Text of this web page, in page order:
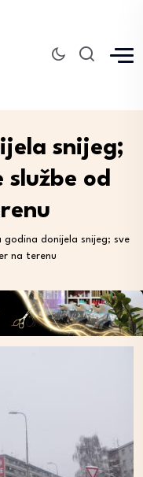
snijeg;
službe od
godina donijela snijeg; sve
na terenu